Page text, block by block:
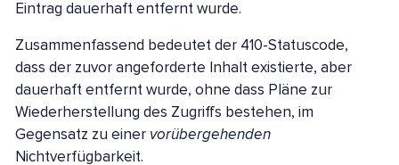
Eintrag dauerhaft entfernt wurde.
Zusammenfassend bedeutet der 410-Statuscode,
dass der zuvor angeforderte Inhalt existierte, aber
dauerhaft entfernt wurde, ohne dass Pläne zur
Wiederherstellung des Zugriffs bestehen, im
Gegensatz zu einer vorübergehenden
Nichtverfügbarkeit.